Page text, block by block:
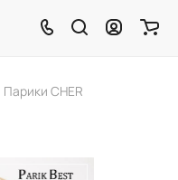
Парики CHER